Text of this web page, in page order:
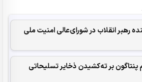
رهبر انقلاب در شورای‌عالی امنیت ملی
پنتاگون بر ته‌کشیدن ذخایر تسلیحاتی